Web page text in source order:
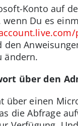
Konto auf
Du es
den
ändern.
über den
über einen
die Abfrage